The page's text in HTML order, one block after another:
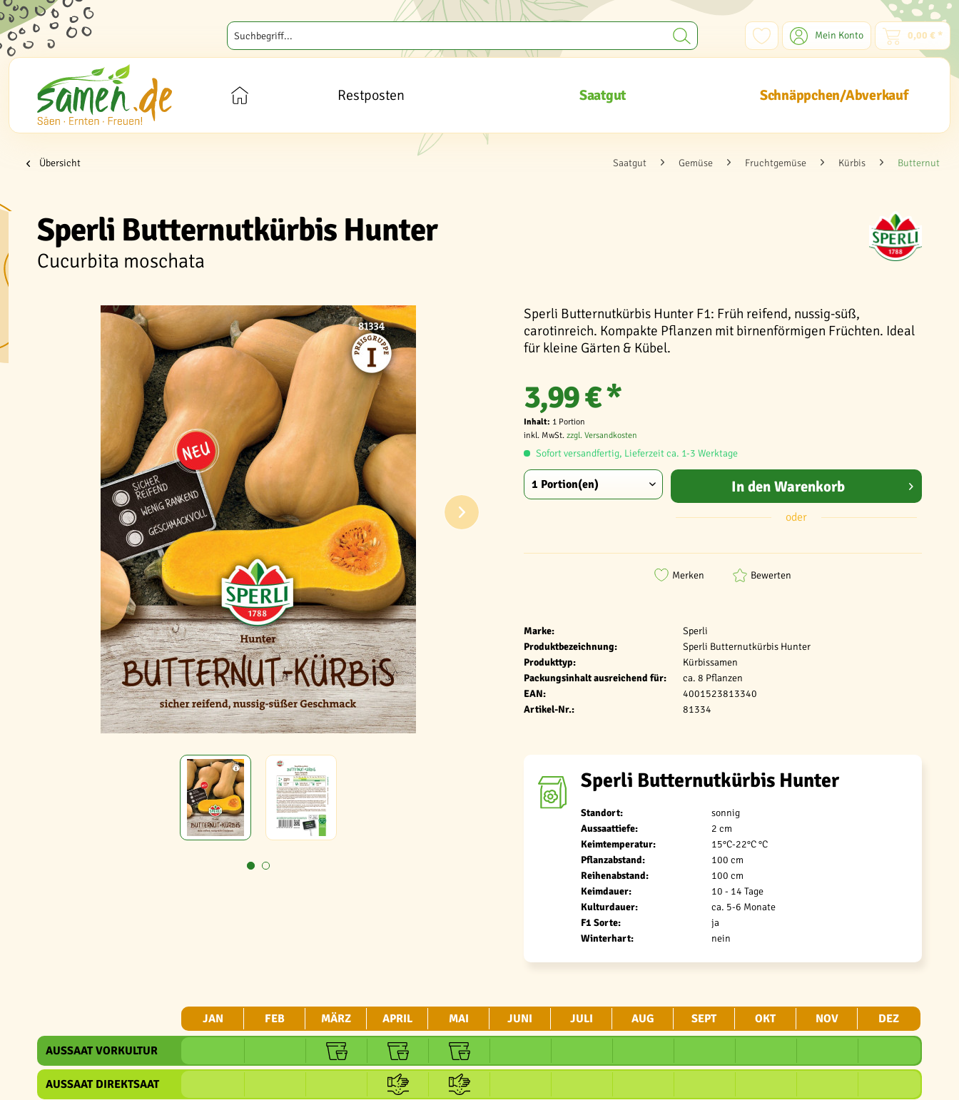
Mein Konto 0,00 € *
Restposten Saatgut Schnäppchen/Abverkauf
Übersicht Saatgut Gemüse Fruchtgemüse Kürbis Butternut
Sperli Butternutkürbis Hunter
Cucurbita moschata
Sperli Butternutkürbis Hunter F1: Früh reifend, nussig-süß,
carotinreich. Kompakte Pflanzen mit birnenförmigen Früchten. Ideal
für kleine Gärten & Kübel.
Marke:
Sperli
Produktbezeichnung:
Sperli Butternutkürbis Hunter
Produkttyp:
Kürbissamen
Packungsinhalt ausreichend für:
ca. 8 Pflanzen
EAN:
4001523813340
Artikel-Nr.:
81334
3,99 € *
Inhalt: 1 Portion
inkl. MwSt. zzgl. Versandkosten
Sofort versandfertig, Lieferzeit ca. 1-3 Werktage
In den Warenkorb
oder
Merken Bewerten
Sperli Butternutkürbis Hunter
Standort:
sonnig
Aussaattiefe:
2 cm
Keimtemperatur:
15°C-22°C °C
Pflanzabstand:
100 cm
Reihenabstand:
100 cm
Keimdauer:
10 - 14 Tage
Kulturdauer:
ca. 5-6 Monate
F1 Sorte:
ja
Winterhart:
nein
JAN FEB MÄRZ APRIL MAI JUNI JULI AUG SEPT OKT NOV DEZ
AUSSAAT VORKULTUR
AUSSAAT DIREKTSAAT